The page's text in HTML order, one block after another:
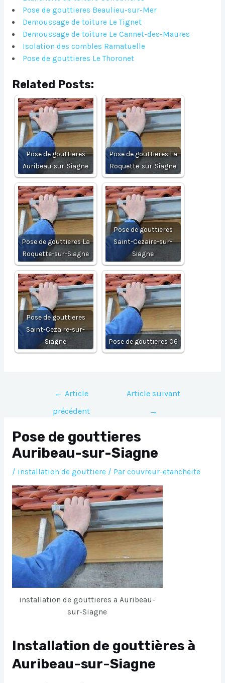
Pose de gouttieres Beaulieu-sur-Mer
Demoussage de toiture Le Tignet
Demoussage de toiture Le Cannet-des-Maures
Isolation des combles Ramatuelle
Pose de gouttieres Le Thoronet
Related Posts:
Pose de gouttieres
Auribeau-sur-Siagne
Pose de gouttieres La
Roquette-sur-Siagne
Pose de gouttieres La
Roquette-sur-Siagne
Pose de gouttieres
Saint-Cezaire-sur-
Siagne
Pose de gouttieres
Saint-Cezaire-sur-
Siagne
Pose de gouttieres 06
Navigation
l’article
← Article
précédent
Article suivant
→
Pose de gouttieres
Auribeau-sur-Siagne
/ installation de gouttiere/ Par couvreur-etancheite
installation de gouttieres a Auribeau-
sur-Siagne
Installation de gouttières à
Auribeau-sur-Siagne